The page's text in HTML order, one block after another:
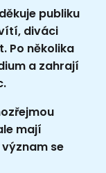
publiku
diváci
Po několika
a zahrají
mají
se